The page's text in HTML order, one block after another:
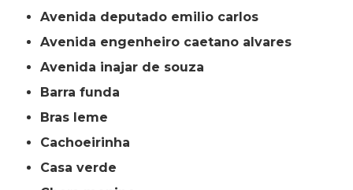
avenida deputado emilio carlos
avenida engenheiro caetano alvares
avenida inajar de souza
barra funda
bras leme
cachoeirinha
casa verde